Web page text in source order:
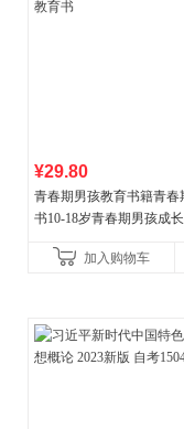
¥29.80
青春期男孩教育书籍青春
书10-18岁青春期男孩成
育书
加入购物车